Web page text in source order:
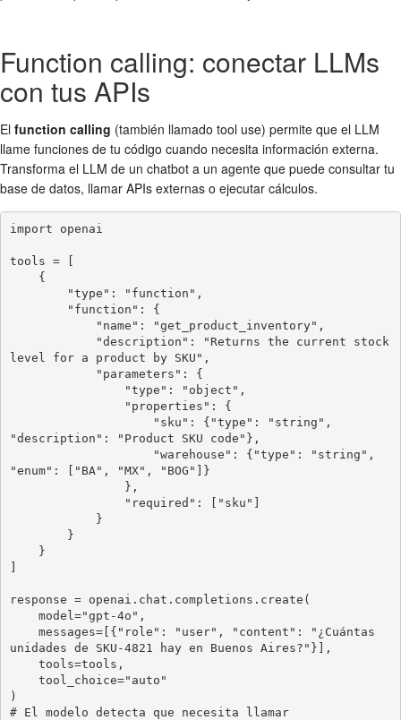
Function calling: conectar LLMs
con tus APIs
El function calling (también llamado tool use) permite que el LLM
llame funciones de tu código cuando necesita información externa.
Transforma el LLM de un chatbot a un agente que puede consultar tu
base de datos, llamar APIs externas o ejecutar cálculos.
import openai
tools = [
level for a product by SKU",
"description": "Product SKU code"},
"enum": ["BA", "MX", "BOG"]}
]
response = openai.chat.completions.create(
unidades de SKU-4821 hay en Buenos Aires?"}],
)
# El modelo detecta que necesita llamar